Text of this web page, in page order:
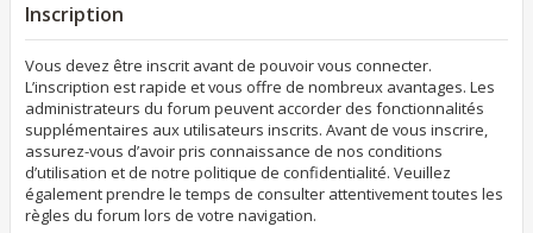
Inscription
Vous devez être inscrit avant de pouvoir vous connecter.
L’inscription est rapide et vous offre de nombreux avantages. Les
administrateurs du forum peuvent accorder des fonctionnalités
supplémentaires aux utilisateurs inscrits. Avant de vous inscrire,
assurez-vous d’avoir pris connaissance de nos conditions
d’utilisation et de notre politique de confidentialité. Veuillez
également prendre le temps de consulter attentivement toutes les
règles du forum lors de votre navigation.